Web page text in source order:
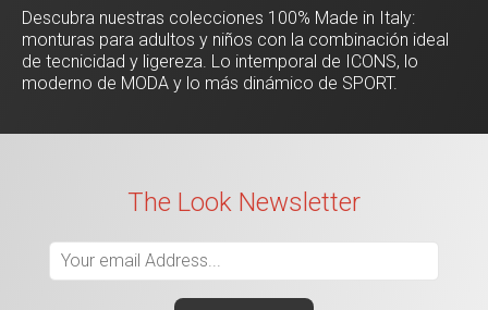
Descubra nuestras colecciones 100% Made in Italy:
monturas para adultos y niños con la combinación ideal
de tecnicidad y ligereza. Lo intemporal de ICONS, lo
moderno de MODA y lo más dinámico de SPORT.
The Look Newsletter